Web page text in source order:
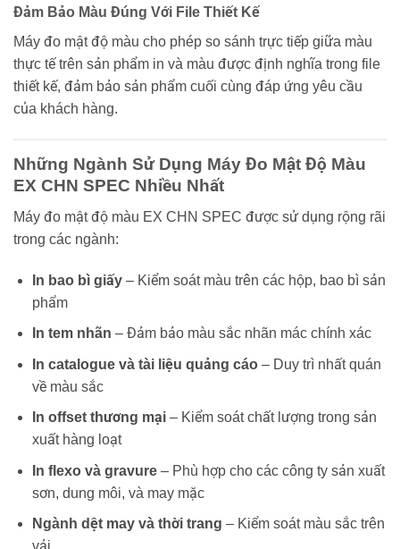
Đảm Bảo Màu Đúng Với File Thiết Kế
Máy đo mật độ màu cho phép so sánh trực tiếp giữa màu
thực tế trên sản phẩm in và màu được định nghĩa trong file
thiết kế, đảm bảo sản phẩm cuối cùng đáp ứng yêu cầu
của khách hàng.
Những Ngành Sử Dụng Máy Đo Mật Độ Màu
EX CHN SPEC Nhiều Nhất
Máy đo mật độ màu EX CHN SPEC được sử dụng rộng rãi
trong các ngành:
In bao bì giấy– Kiểm soát màu trên các hộp, bao bì sản
phẩm
In tem nhãn – Đảm bảo màu sắc nhãn mác chính xác
In catalogue và tài liệu quảng cáo– Duy trì nhất quán
về màu sắc
In offset thương mại– Kiểm soát chất lượng trong sản
xuất hàng loạt
In flexo và gravure– Phù hợp cho các công ty sản xuất
sơn, dung môi, và may mặc
Ngành dệt may và thời trang – Kiểm soát màu sắc trên